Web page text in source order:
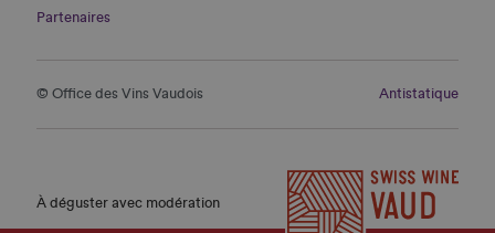
Partenaires
© Office des Vins Vaudois Antistatique
À déguster avec modération